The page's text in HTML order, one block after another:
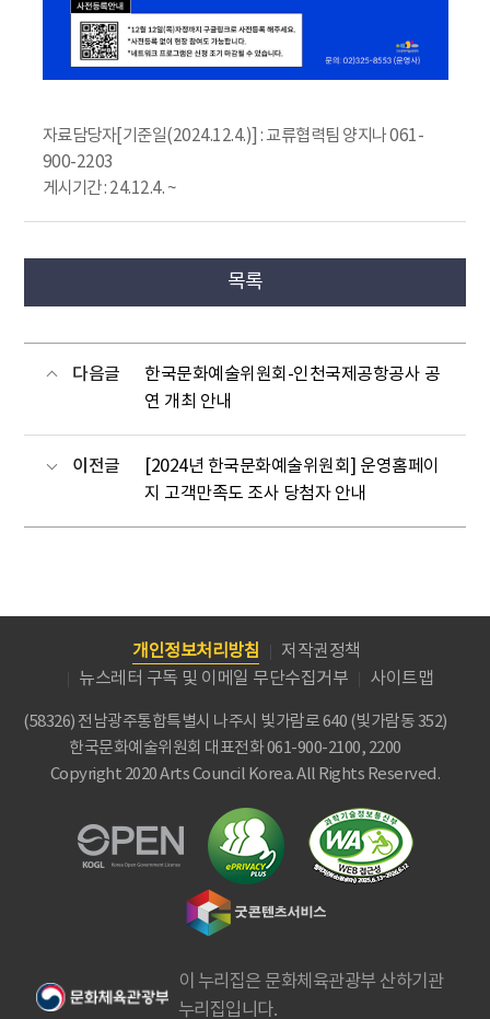
자료담당자[기준일(2024.12.4.)] : 교류협력팀 양지나 061-
900-2203
게시기간 : 24.12.4. ~
목록
다음글 한국문화예술위원회-인천국제공항공사 공
연 개최 안내
이전글
[2024년 한국문화예술위원회] 운영홈페이
지 고객만족도 조사 당첨자 안내
개인정보처리방침
저작권정책
뉴스레터 구독 및 이메일 무단수집거부
사이트맵
(58326) 전남광주통합특별시 나주시 빛가람로 640 (빛가람동 352)
한국문화예술위원회 대표전화 061-900-2100, 2200
Copyright 2020 Arts Council Korea. All Rights Reserved.
이 누리집은 문화체육관광부 산하기관
누리집입니다.